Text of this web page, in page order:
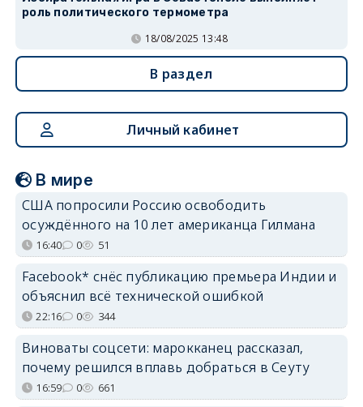
роль политического термометра
18/08/2025 13:48
В раздел
Личный кабинет
В мире
США попросили Россию освободить
осуждённого на 10 лет американца Гилмана
16:40 0 51
Facebook* снёс публикацию премьера Индии и
объяснил всё технической ошибкой
22:16 0 344
Виноваты соцсети: марокканец рассказал,
почему решился вплавь добраться в Сеуту
16:59 0 661